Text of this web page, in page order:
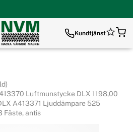
Kundtjänst
Luftmunstycke DLX 1198,00
A413371 Ljuddämpare 525
Fäste, antis